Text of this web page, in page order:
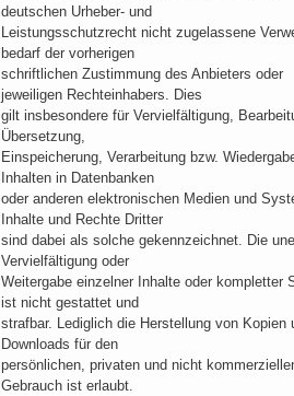
deutschen Urheber- und
Leistungsschutzrecht nicht zugelassene
bedarf der vorherigen
schriftlichen Zustimmung des Anbieters oder
jeweiligen Rechteinhabers. Dies
gilt insbesondere für Vervielfältigung,
Übersetzung,
Einspeicherung, Verarbeitung bzw.
Inhalten in Datenbanken
oder anderen elektronischen Medien und
Inhalte und Rechte Dritter
sind dabei als solche gekennzeichnet. Die
Vervielfältigung oder
Weitergabe einzelner Inhalte oder kompletter
ist nicht gestattet und
strafbar. Lediglich die Herstellung von Kopien
Downloads für den
persönlichen, privaten und nicht
Gebrauch ist erlaubt.